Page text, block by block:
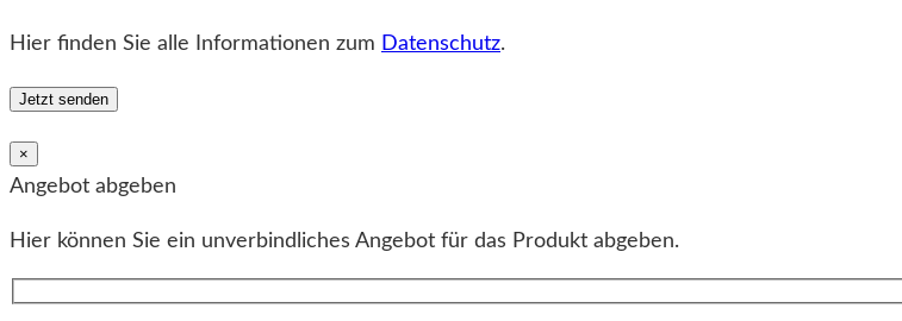
Hier finden Sie alle Informationen zum Datenschutz.
×
Angebot abgeben
Hier können Sie ein unverbindliches Angebot für das Produkt abgeben.